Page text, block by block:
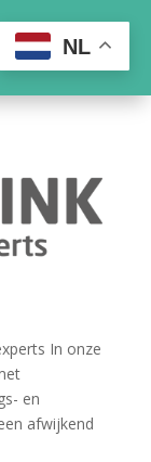
In onze
en
afwijkend
NL